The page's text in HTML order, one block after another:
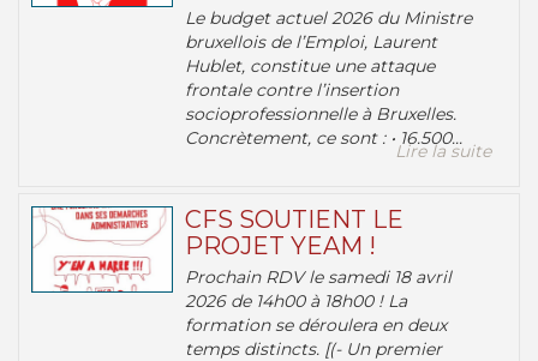
Le budget actuel 2026 du Ministre
bruxellois de l’Emploi, Laurent
Hublet, constitue une attaque
frontale contre l’insertion
socioprofessionnelle à Bruxelles.
Concrètement, ce sont : • 16.500...
Lire la suite
CFS SOUTIENT LE
PROJET YEAM !
Prochain RDV le samedi 18 avril
2026 de 14h00 à 18h00 ! La
formation se déroulera en deux
temps distincts. [(- Un premier